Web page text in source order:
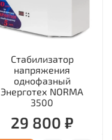
Стабилизатор
напряжения
однофазный
Энерготех NORMA
3500
29 800 ₽